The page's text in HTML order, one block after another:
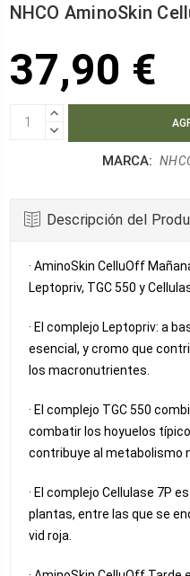
NHCO AminoSkin
37,90 €
AUMENTAR
CANTIDAD:
DISMINUIR
MARCA:
Descripción del
· AminoSkin CelluOff
Leptopriv, TGC 550 y
· El complejo Leptopriv: a
esencial, y cromo que
los macronutrientes.
· El complejo TGC 550
combatir los hoyuelos
contribuye al metabolismo
· El complejo Cellulase 7P
plantas, entre las que se
vid roja.